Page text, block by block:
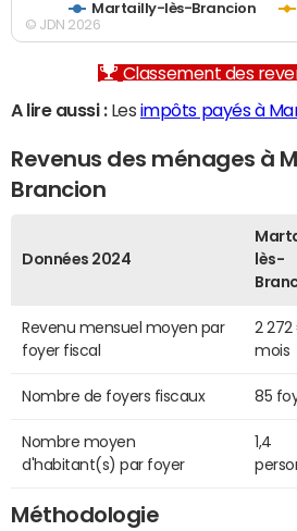
Martailly-lès-Brancion
© JDN 2026
Classement des
A lire aussi :Les impôts payés à
Revenus des ménages à
Brancion
Données 2024
lès-
Revenu mensuel moyen par
foyer fiscal
2
mois
Nombre de foyers fiscaux 85
Nombre moyen
d'habitant(s) par foyer
1,4
Méthodologie